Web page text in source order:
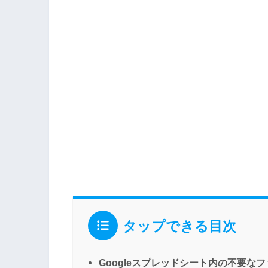
タップできる目次
Googleスプレッドシート内の不要なフ